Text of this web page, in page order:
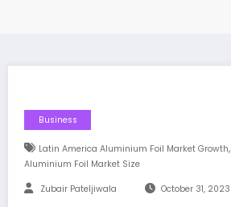
Business
Latin America Aluminium Foil Market Growth,
Aluminium Foil Market Size
Zubair Pateljiwala October 31, 2023